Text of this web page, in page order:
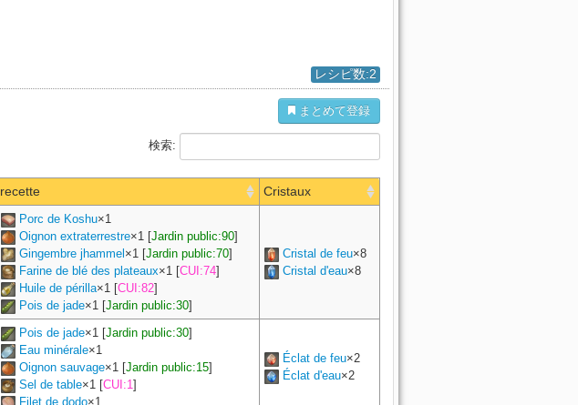
レシピ数:2
まとめて登録
検索:
recette Cristaux
Porc de Koshu×1
Oignon extraterrestre×1 [Jardin public:90]
Gingembre jhammel ×1 [Jardin public:70]
Farine de blé des plateaux×1 [CUI:74]
Huile de périlla×1 [CUI:82]
Pois de jade×1 [Jardin public:30]
Cristal de feu×8
Cristal d'eau×8
Pois de jade×1 [Jardin public:30]
Eau minérale×1
Oignon sauvage×1 [Jardin public:15]
Sel de table×1 [CUI:1]
Filet de dodo×1
Éclat de feu×2
Éclat d'eau×2